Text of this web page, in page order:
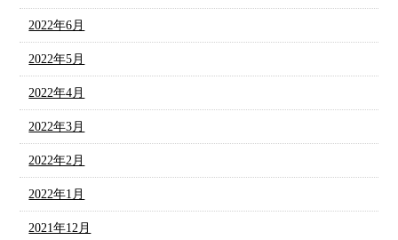
2022年6月
2022年5月
2022年4月
2022年3月
2022年2月
2022年1月
2021年12月